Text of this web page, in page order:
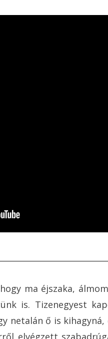
ma éjszaka,
is. Tizenegyest
netalán ő is
elvégzett